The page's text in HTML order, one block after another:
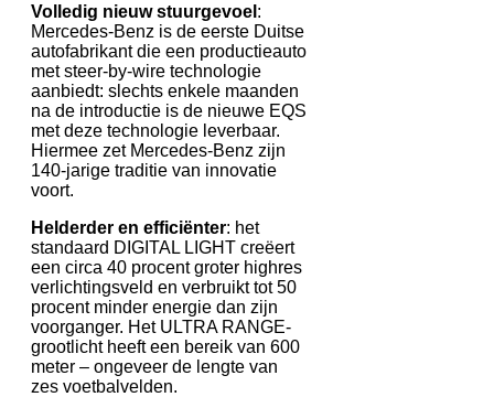
Volledig nieuw stuurgevoel :
Mercedes-Benz is de eerste Duitse
autofabrikant die een productieauto
met steer-by-wire technologie
aanbiedt: slechts enkele maanden
na de introductie is de nieuwe EQS
met deze technologie leverbaar.
Hiermee zet Mercedes-Benz zijn
140-jarige traditie van innovatie
voort.
Helderder en efficiënter: het
standaard DIGITAL LIGHT creëert
een circa 40 procent groter highres
verlichtingsveld en verbruikt tot 50
procent minder energie dan zijn
voorganger. Het ULTRA RANGE-
grootlicht heeft een bereik van 600
meter – ongeveer de lengte van
zes voetbalvelden.